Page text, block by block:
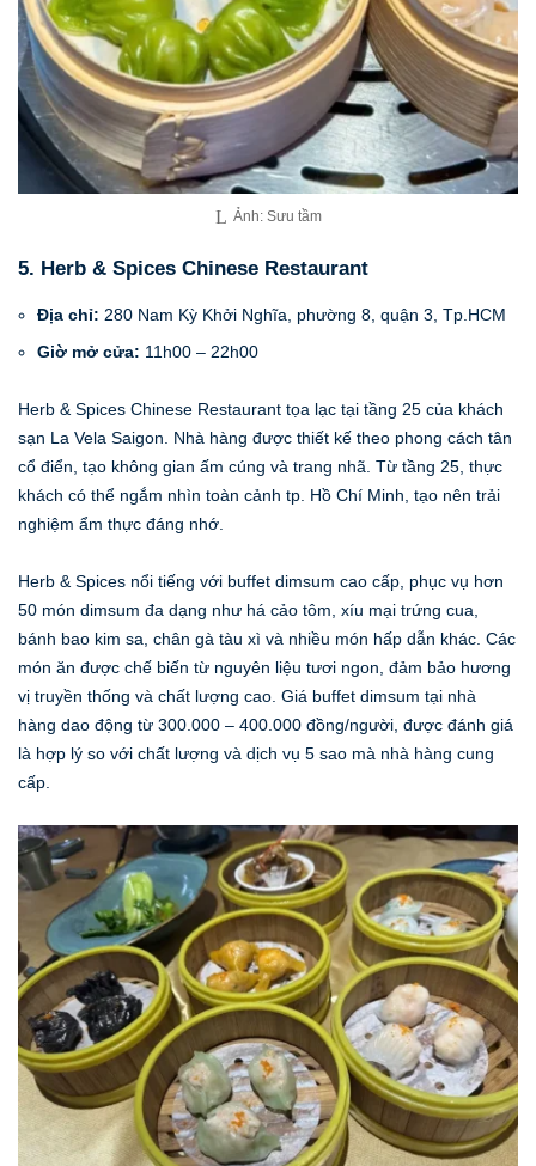
Ảnh: Sưu tầm
5. Herb & Spices Chinese Restaurant
Địa chỉ: 280 Nam Kỳ Khởi Nghĩa, phường 8, quận 3, Tp.HCM
Giờ mở cửa: 11h00 – 22h00
Herb & Spices Chinese Restaurant tọa lạc tại tầng 25 của khách
sạn La Vela Saigon. Nhà hàng được thiết kế theo phong cách tân
cổ điển, tạo không gian ấm cúng và trang nhã. Từ tầng 25, thực
khách có thể ngắm nhìn toàn cảnh tp. Hồ Chí Minh, tạo nên trải
nghiệm ẩm thực đáng nhớ.
Herb & Spices nổi tiếng với buffet dimsum cao cấp, phục vụ hơn
50 món dimsum đa dạng như há cảo tôm, xíu mại trứng cua,
bánh bao kim sa, chân gà tàu xì và nhiều món hấp dẫn khác. Các
món ăn được chế biến từ nguyên liệu tươi ngon, đảm bảo hương
vị truyền thống và chất lượng cao. Giá buffet dimsum tại nhà
hàng dao động từ 300.000 – 400.000 đồng/người, được đánh giá
là hợp lý so với chất lượng và dịch vụ 5 sao mà nhà hàng cung
cấp.